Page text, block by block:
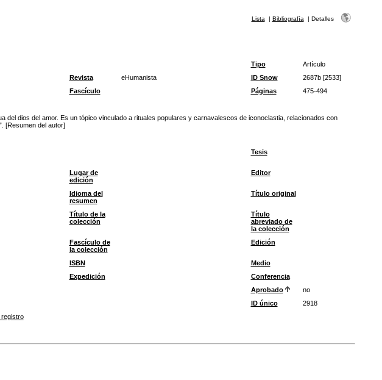
Lista | Bibliografía | Detalles
Tipo
Artículo
Revista eHumanista ID Snow
2687b [2533]
Fascículo Páginas
475-494
del dios del amor. Es un tópico vinculado a rituales populares y carnavalescos de iconoclastia, relacionados con
[Resumen del autor]
Tesis
Lugar de
edición
Editor
Idioma del
resumen
Título original
Título de la
colección
Título
abreviado de
la colección
Fascículo de
la colección
Edición
ISBN
Medio
Expedición
Conferencia
Aprobado
no
ID único
2918